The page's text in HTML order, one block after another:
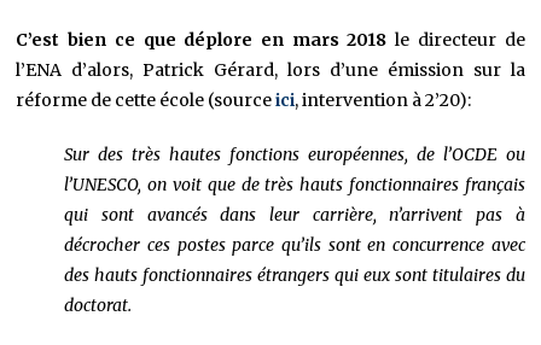
C’est bien ce que déplore en mars 2018le directeur de
l’ENA d’alors, Patrick Gérard, lors d’une émission sur la
réforme de cette école (sourceici, intervention à 2’20):
Sur des très hautes fonctions européennes, de l’OCDE ou
l’UNESCO, on voit que de très hauts fonctionnaires français
qui sont avancés dans leur carrière, n’arrivent pas à
décrocher ces postes parce qu’ils sont en concurrence avec
des hauts fonctionnaires étrangers qui eux sont titulaires du
doctorat.